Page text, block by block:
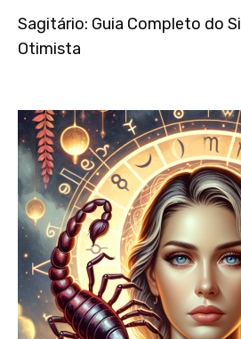
Sagitário: Guia Completo do
Otimista